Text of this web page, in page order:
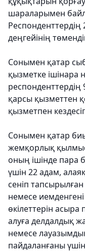
шараларымен
Респонденттердің
деңгейінің
Сонымен қатар
қызметке ішінара
қарсы қызметтен
қызметпен
Сонымен қатар
жемқорлық
оның ішінде пара
үшін 22 адам,
сеніп тапсырылған
немесе
өкілеттерін
алуға делдалдық
немесе
пайдаланғаны